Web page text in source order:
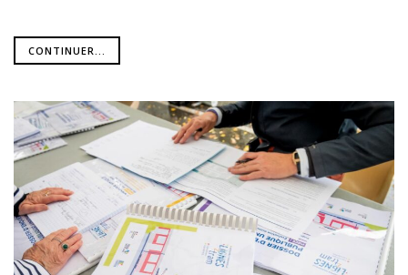
CONTINUER...